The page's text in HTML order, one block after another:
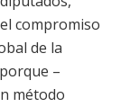
compromiso
de la
–
método